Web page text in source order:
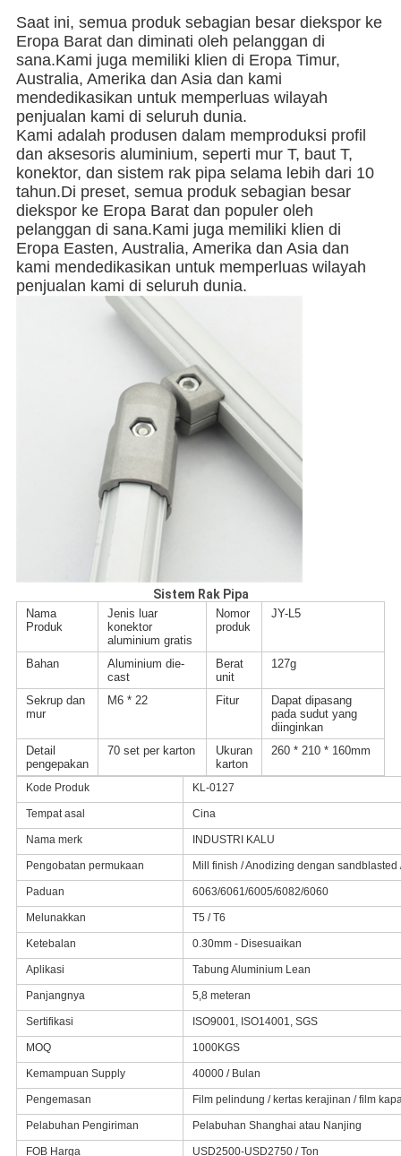
Saat ini, semua produk sebagian besar diekspor ke
Eropa Barat dan diminati oleh pelanggan di
sana.Kami juga memiliki klien di Eropa Timur,
Australia, Amerika dan Asia dan kami
mendedikasikan untuk memperluas wilayah
penjualan kami di seluruh dunia.
Kami adalah produsen dalam memproduksi profil
dan aksesoris aluminium, seperti mur T, baut T,
konektor, dan sistem rak pipa selama lebih dari 10
tahun.Di preset, semua produk sebagian besar
diekspor ke Eropa Barat dan populer oleh
pelanggan di sana.Kami juga memiliki klien di
Eropa Easten, Australia, Amerika dan Asia dan
kami mendedikasikan untuk memperluas wilayah
penjualan kami di seluruh dunia.
Sistem Rak Pipa
Nama
Produk
Jenis luar
konektor
aluminium gratis
Nomor
produk
JY-L5
Bahan
Aluminium die-
cast
Berat
unit
127g
Sekrup dan
mur
M6 * 22 Fitur
Dapat dipasang
pada sudut yang
diinginkan
Detail
pengepakan
70 set per karton
Ukuran
karton
260 * 210 * 160mm
Kode Produk KL-0127
Tempat asal Cina
Nama merk INDUSTRI KALU
Pengobatan permukaan Mill finish / Anodizing dengan
Paduan 6063/6061/6005/6082/6060
Melunakkan T5 / T6
Ketebalan 0.30mm - Disesuaikan
Aplikasi Tabung Aluminium Lean
Panjangnya 5,8 meteran
Sertifikasi ISO9001, ISO14001, SGS
MOQ 1000KGS
Kemampuan Supply 40000 / Bulan
Pengemasan Film pelindung / kertas kerajinan / film
Pelabuhan Pengiriman Pelabuhan Shanghai atau Nanjing
FOB Harga USD2500-USD2750 / Ton